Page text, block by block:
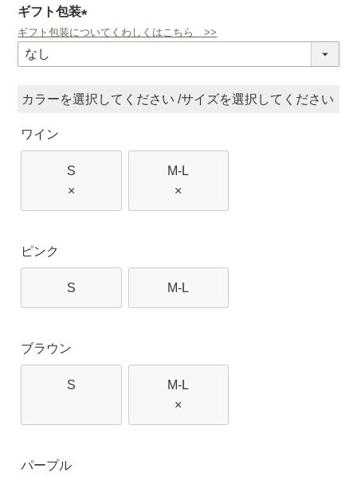
ギフト包装
(必
ギフト包装についてくわしくはこちら >>
カラー サイズ
ワイン
S
×
M-L
×
ピンク
S M-L
ブラウン
S
M-L
×
パープル